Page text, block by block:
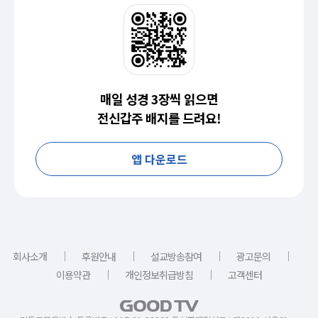
매일 성경 3장씩 읽으면
전신갑주 배지를 드려요!
앱 다운로드
회사소개 ｜ 후원안내 ｜ 설교방송참여 ｜ 광고문의
｜
이용약관
｜ 개인정보취급방침 ｜ 고객센터